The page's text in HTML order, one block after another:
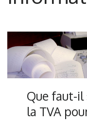
Que faut-il
la TVA